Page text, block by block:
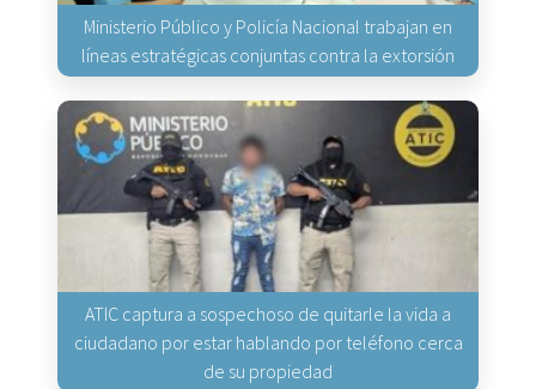
Ministerio Público y Policía Nacional trabajan en
líneas estratégicas conjuntas contra la extorsión
ATIC captura a sospechoso de quitarle la vida a
ciudadano por estar hablando por teléfono cerca
de su propiedad